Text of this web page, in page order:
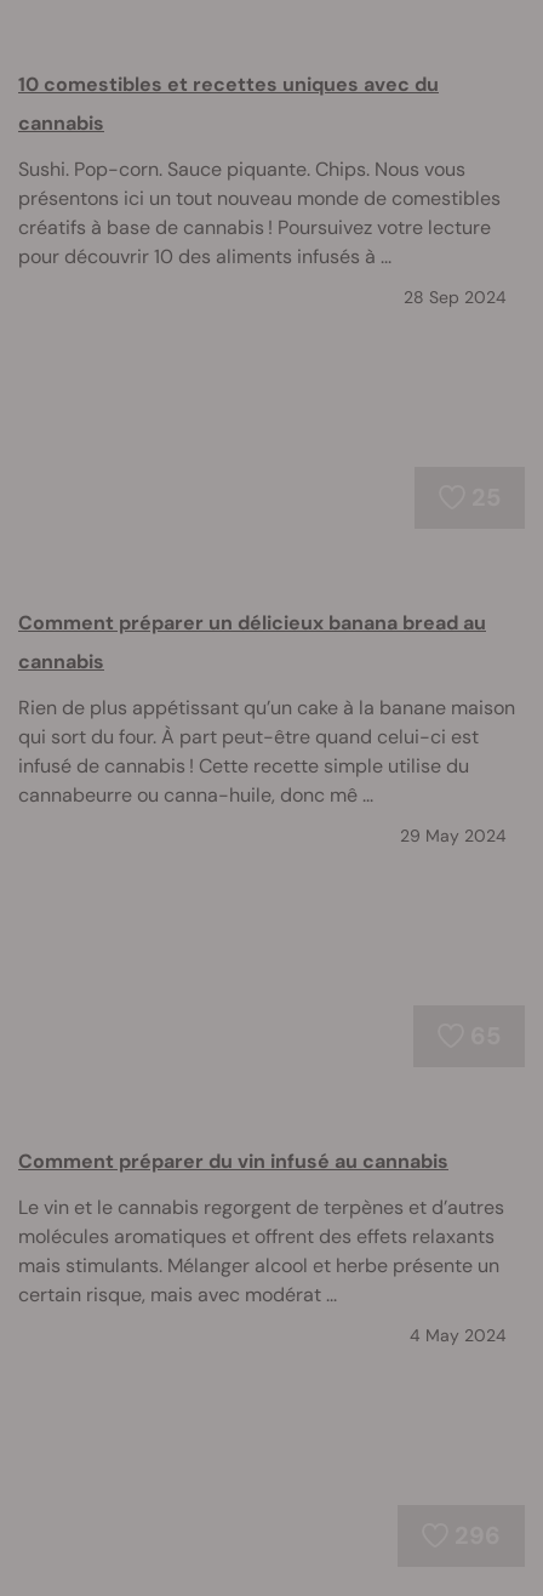
10 comestibles et recettes uniques avec du
cannabis
Sushi. Pop-corn. Sauce piquante. Chips. Nous vous
présentons ici un tout nouveau monde de comestibles
créatifs à base de cannabis ! Poursuivez votre lecture
pour découvrir 10 des aliments infusés à ...
28 Sep 2024
Comment préparer un délicieux banana bread au
cannabis
Rien de plus appétissant qu’un cake à la banane maison
qui sort du four. À part peut-être quand celui-ci est
infusé de cannabis ! Cette recette simple utilise du
cannabeurre ou canna-huile, donc mê ...
29 May 2024
Comment préparer du vin infusé au cannabis
Le vin et le cannabis regorgent de terpènes et d’autres
molécules aromatiques et offrent des effets relaxants
mais stimulants. Mélanger alcool et herbe présente un
certain risque, mais avec modérat ...
4 May 2024